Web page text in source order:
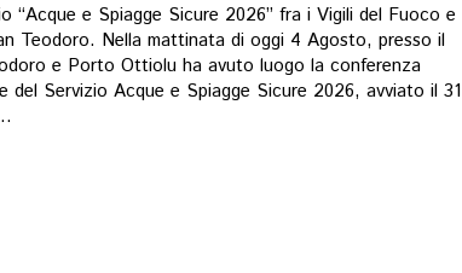
“Acque e Spiagge Sicure 2026” fra i Vigili del Fuoco e
Teodoro. Nella mattinata di oggi 4 Agosto, presso il
e Porto Ottiolu ha avuto luogo la conferenza
del Servizio Acque e Spiagge Sicure 2026, avviato il 31